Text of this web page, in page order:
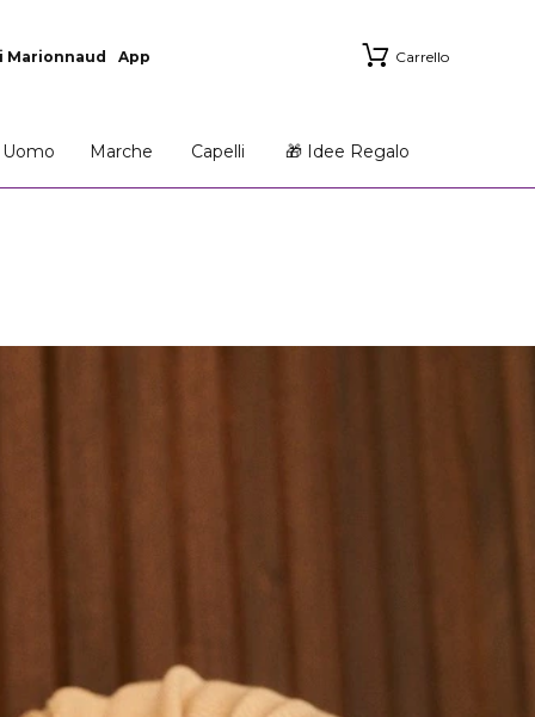
Marionnaud App Carrello
Uomo Marche Capelli 🎁 Idee Regalo